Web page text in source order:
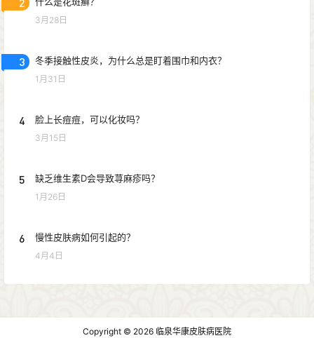
3月28日
3 冬季接触性皮炎，为什么总是盯着围巾和内衣？
1月31日
4 脸上长痘痘，可以化妆吗？
3月15日
5 缺乏维生素D会导致荨麻疹吗？
1月26日
6 慢性皮肤病如何引起的？
4月4日
Copyright © 2026 临泉华康皮肤病医院